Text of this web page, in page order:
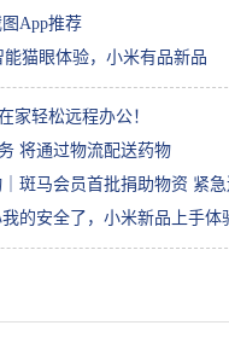
App推荐
猫眼体验，小米有品新品
家轻松远程办公！
将通过物流配送药物
斑马会员首批捐助物资 紧
的安全了，小米新品上手体